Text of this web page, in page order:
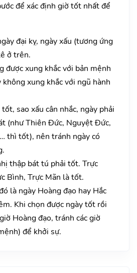
để xác định giờ tốt nhất để
đại kỵ, ngày xấu (tương ứng
ở trên.
được xung khắc với bản mệnh
không xung khắc với ngũ hành
sao xấu cân nhắc, ngày phải
(như Thiên Đức, Nguyệt Đức,
thì tốt), nên tránh ngày có
thập bát tú phải tốt. Trực
Bình, Trực Mãn là tốt.
là ngày Hoàng đạo hay Hắc
Khi chọn được ngày tốt rồi
Hoàng đạo, tránh các giờ
để khởi sự.